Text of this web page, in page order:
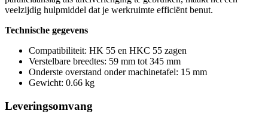
veelzijdig hulpmiddel dat je werkruimte efficiënt benut.
Technische gegevens
Compatibiliteit: HK 55 en HKC 55 zagen
Verstelbare breedtes: 59 mm tot 345 mm
Onderste overstand onder machinetafel: 15 mm
Gewicht: 0.66 kg
Leveringsomvang